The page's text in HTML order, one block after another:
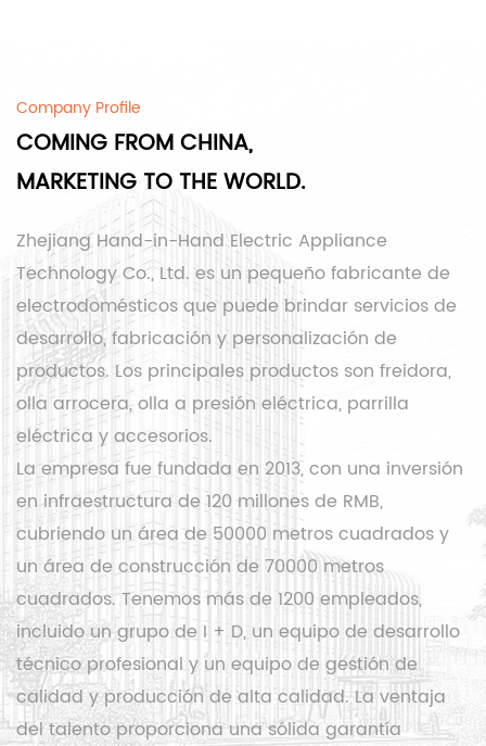
Company Profile
COMING FROM CHINA,
MARKETING TO THE WORLD.
Zhejiang Hand-in-Hand Electric Appliance
Technology Co., Ltd. es un pequeño fabricante de
electrodomésticos que puede brindar servicios de
desarrollo, fabricación y personalización de
productos. Los principales productos son freidora,
olla arrocera, olla a presión eléctrica, parrilla
eléctrica y accesorios.
La empresa fue fundada en 2013, con una inversión
en infraestructura de 120 millones de RMB,
cubriendo un área de 50000 metros cuadrados y
un área de construcción de 70000 metros
cuadrados. Tenemos más de 1200 empleados,
incluido un grupo de I + D, un equipo de desarrollo
técnico profesional y un equipo de gestión de
calidad y producción de alta calidad. La ventaja
del talento proporciona una sólida garantía